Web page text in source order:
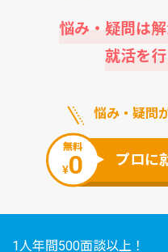
悩み・疑問は
就活を⾏
悩み・疑問
無料
¥0 プロに
1人年間500面談以上！